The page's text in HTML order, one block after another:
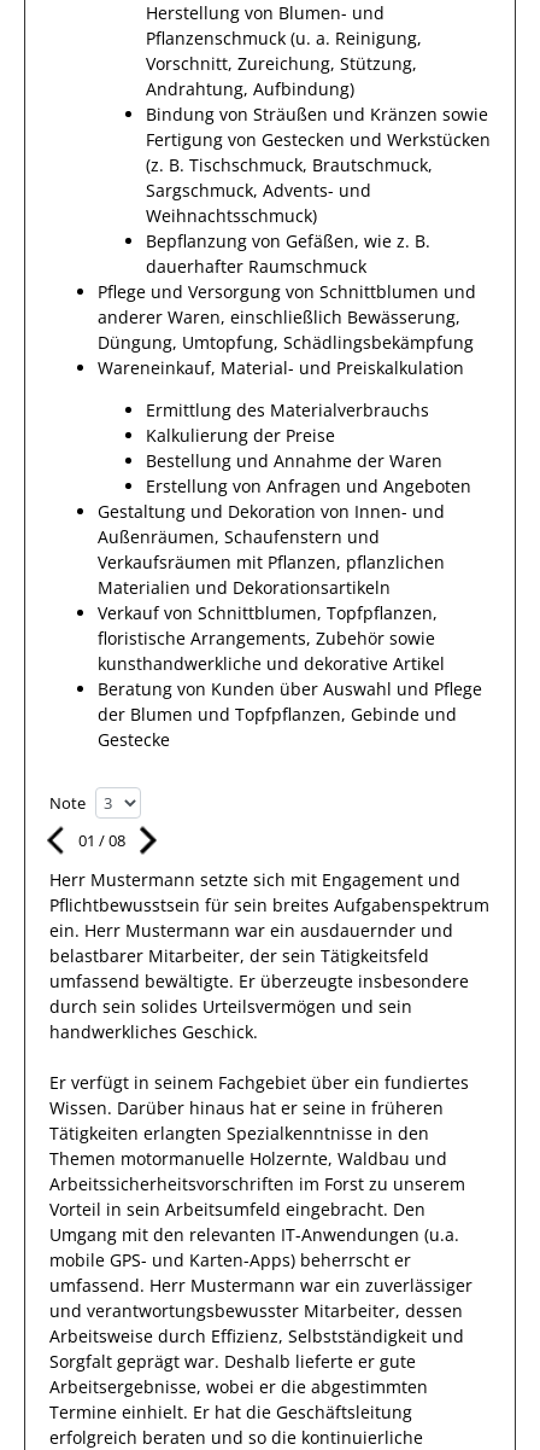
Herstellung von Blumen- und
Pflanzenschmuck (u. a. Reinigung,
Vorschnitt, Zureichung, Stützung,
Andrahtung, Aufbindung)
Bindung von Sträußen und Kränzen sowie
Fertigung von Gestecken und Werkstücken
(z. B. Tischschmuck, Brautschmuck,
Sargschmuck, Advents- und
Weihnachtsschmuck)
Bepflanzung von Gefäßen, wie z. B.
dauerhafter Raumschmuck
Pflege und Versorgung von Schnittblumen und
anderer Waren, einschließlich Bewässerung,
Düngung, Umtopfung, Schädlingsbekämpfung
Wareneinkauf, Material- und Preiskalkulation
Ermittlung des Materialverbrauchs
Kalkulierung der Preise
Bestellung und Annahme der Waren
Erstellung von Anfragen und Angeboten
Gestaltung und Dekoration von Innen- und
Außenräumen, Schaufenstern und
Verkaufsräumen mit Pflanzen, pflanzlichen
Materialien und Dekorationsartikeln
Verkauf von Schnittblumen, Topfpflanzen,
floristische Arrangements, Zubehör sowie
kunsthandwerkliche und dekorative Artikel
Beratung von Kunden über Auswahl und Pflege
der Blumen und Topfpflanzen, Gebinde und
Gestecke
Note
01 /08
Herr Mustermann setzte sich mit Engagement und
Pflichtbewusstsein für sein breites Aufgabenspektrum
ein. Herr Mustermann war ein ausdauernder und
belastbarer Mitarbeiter, der sein Tätigkeitsfeld
umfassend bewältigte. Er überzeugte insbesondere
durch sein solides Urteilsvermögen und sein
handwerkliches Geschick.
Er verfügt in seinem Fachgebiet über ein fundiertes
Wissen. Darüber hinaus hat er seine in früheren
Tätigkeiten erlangten Spezialkenntnisse in den
Themen motormanuelle Holzernte, Waldbau und
Arbeitssicherheitsvorschriften im Forst zu unserem
Vorteil in sein Arbeitsumfeld eingebracht. Den
Umgang mit den relevanten IT-Anwendungen (u.a.
mobile GPS- und Karten-Apps) beherrscht er
umfassend. Herr Mustermann war ein zuverlässiger
und verantwortungsbewusster Mitarbeiter, dessen
Arbeitsweise durch Effizienz, Selbstständigkeit und
Sorgfalt geprägt war. Deshalb lieferte er gute
Arbeitsergebnisse, wobei er die abgestimmten
Termine einhielt. Er hat die Geschäftsleitung
erfolgreich beraten und so die kontinuierliche